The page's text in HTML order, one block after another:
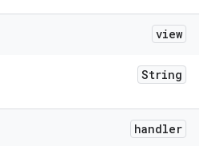
view
String
handler